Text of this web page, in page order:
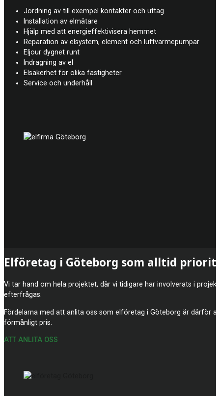
Jordning av till exempel kontakter och uttag
Installation av elmätare
Hjälp med att energieffektivisera hemmet
Reparation av elsystem, element och luftvärmepumpar
Eljour dygnet runt
Indragning av el
Elsäkerhet för olika fastigheter
Service och underhåll
Elföretag i Göteborg som alltid
Vi tar hand om hela projektet, där vi tidigare har involverats i
efterfrågas.
Fördelarna med att anlita oss som elföretag i Göteborg är därför
förmånligt pris.
ATT ANLITA OSS